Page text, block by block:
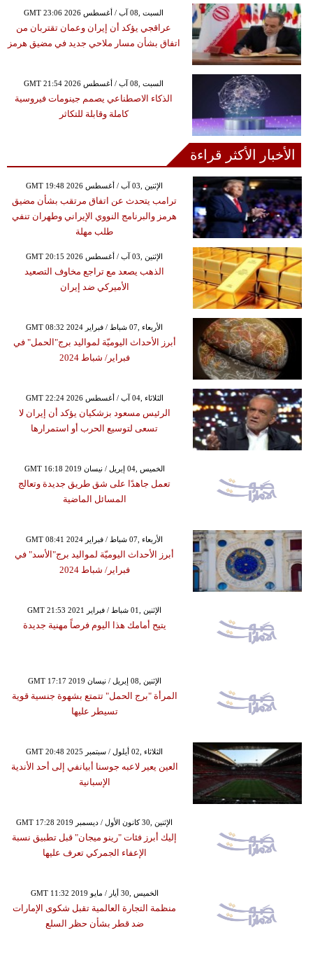
GMT 23:06 2026 السبت ,08 آب / أغسطس
عراقجي يؤكد أن إيران وعمان تقتربان من
اتفاق بشأن مسار ملاحي جديد في مضيق هرمز
GMT 21:54 2026 السبت ,08 آب / أغسطس
الذكاء الاصطناعي يصمم جينومات فيروسية
كاملة وقابلة للتكاثر
الأخبار الأكثر قراءة
GMT 19:48 2026 الإثنين ,03 آب / أغسطس
ترامب يتحدث عن اتفاق مرتقب بشأن مضيق
هرمز والبرنامج النووي الإيراني وطهران تنفي
طلب مهلة
GMT 20:15 2026 الإثنين ,03 آب / أغسطس
الذهب يصعد مع تراجع مخاوف التصعيد
الأميركي ضد إيران
GMT 08:32 2024 الأربعاء ,07 شباط / فبراير
أبرز الأحداث اليوميّة لمواليد برج"الحمل" في
فبراير/ شباط 2024
GMT 22:24 2026 الثلاثاء ,04 آب / أغسطس
الرئيس مسعود بزشكيان يؤكد أن إيران لا
تسعى لتوسيع الحرب أو استمرارها
GMT 16:18 2019 الخميس ,04 إبريل / نيسان
تعمل جاهدًا على شق طريق جديدة وتعالج
المسائل الماضية
GMT 08:41 2024 الأربعاء ,07 شباط / فبراير
أبرز الأحداث اليوميّة لمواليد برج"الأسد" في
فبراير/ شباط 2024
GMT 21:53 2021 الإثنين ,01 شباط / فبراير
يتيح أمامك هذا اليوم فرصاً مهنية جديدة
GMT 17:17 2019 الإثنين ,08 إبريل / نيسان
المرأة "برج الحمل" تتمتع بشهوة جنسية قوية
تسيطر عليها
GMT 20:48 2025 الثلاثاء ,02 أيلول / سبتمبر
العين يعير لاعبه جوسنا أبيانفي إلى أحد الأندية
الإسبانية
GMT 17:28 2019 الإثنين ,30 كانون الأول / ديسمبر
إليك أبرز فئات "رينو ميجان" قبل تطبيق نسبة
الإعفاء الجمركي تعرف عليها
GMT 11:32 2019 الخميس ,30 أيار / مايو
منظمة التجارة العالمية تقبل شكوى الإمارات
ضد قطر بشأن حظر السلع